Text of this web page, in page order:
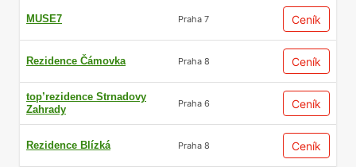
MUSE7 Praha 7 Ceník
Rezidence Čámovka Praha 8 Ceník
top’rezidence Strnadovy
Zahrady
Praha 6 Ceník
Rezidence Blízká Praha 8 Ceník